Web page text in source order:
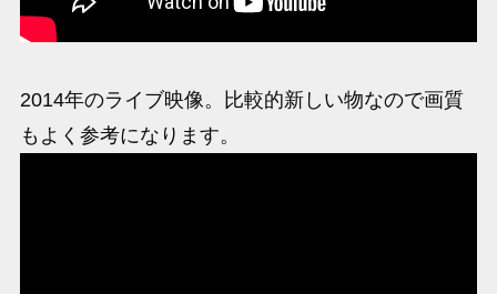
2014年のライブ映像。比較的新しい物なので画質
もよく参考になります。